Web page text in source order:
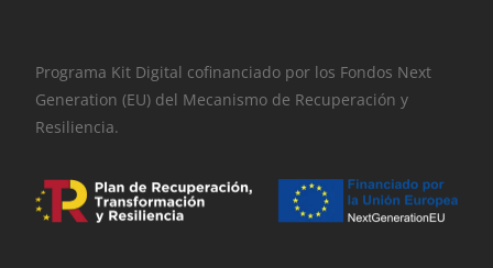
Programa Kit Digital cofinanciado por los Fondos Next
Generation (EU) del Mecanismo de Recuperación y
Resiliencia.